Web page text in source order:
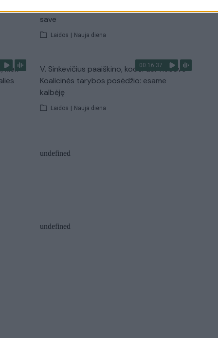
save
Laidos | Nauja diena
kiek
00:16:37
V. Sinkevičius paaiškino, kodėl dar nebuvo
Koalicinės tarybos posėdžio: esame
kalbėję
Laidos | Nauja diena